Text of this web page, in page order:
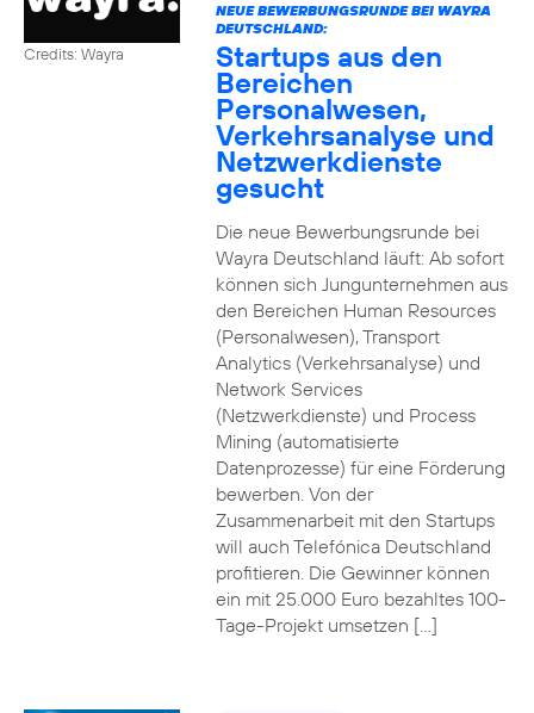
Credits: Wayra
NEUE BEWERBUNGSRUNDE BEI WAYRA
DEUTSCHLAND:
Startups aus den
Bereichen
Personalwesen,
Verkehrsanalyse und
Netzwerkdienste
gesucht
Die neue Bewerbungsrunde bei
Wayra Deutschland läuft: Ab sofort
können sich Jungunternehmen aus
den Bereichen Human Resources
(Personalwesen), Transport
Analytics (Verkehrsanalyse) und
Network Services
(Netzwerkdienste) und Process
Mining (automatisierte
Datenprozesse) für eine Förderung
bewerben. Von der
Zusammenarbeit mit den Startups
will auch Telefónica Deutschland
profitieren. Die Gewinner können
ein mit 25.000 Euro bezahltes 100-
Tage-Projekt umsetzen […]